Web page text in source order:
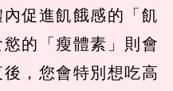
促進飢餓感的「飢
的「瘦體素」則會
，您會特別想吃高